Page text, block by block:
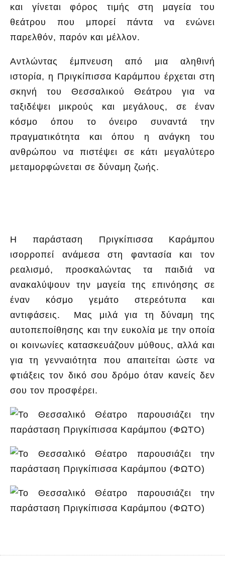
και γίνεται φόρος τιμής στη μαγεία του
θεάτρου που μπορεί πάντα να ενώνει
παρελθόν, παρόν και μέλλον.
Αντλώντας έμπνευση από μια αληθινή
ιστορία, η Πριγκίπισσα Καράμπου έρχεται στη
σκηνή του Θεσσαλικού Θεάτρου για να
ταξιδέψει μικρούς και μεγάλους, σε έναν
κόσμο όπου το όνειρο συναντά την
πραγματικότητα και όπου η ανάγκη του
ανθρώπου να πιστέψει σε κάτι μεγαλύτερο
μεταμορφώνεται σε δύναμη ζωής.
Η παράσταση Πριγκίπισσα Καράμπου
ισορροπεί ανάμεσα στη φαντασία και τον
ρεαλισμό, προσκαλώντας τα παιδιά να
ανακαλύψουν την μαγεία της επινόησης σε
έναν κόσμο γεμάτο στερεότυπα και
αντιφάσεις. Μας μιλά για τη δύναμη της
αυτοπεποίθησης και την ευκολία με την οποία
οι κοινωνίες κατασκευάζουν μύθους, αλλά και
για τη γενναιότητα που απαιτείται ώστε να
φτιάξεις τον δικό σου δρόμο όταν κανείς δεν
σου τον προσφέρει.